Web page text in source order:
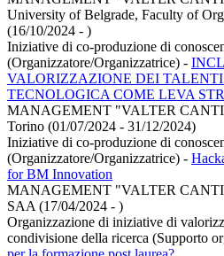
University of Belgrade, Faculty of
(16/10/2024 - )
Iniziative di co-produzione di
(Organizzatore/Organizzatrice) -
VALORIZZAZIONE DEI
TECNOLOGICA COME LEVA
MANAGEMENT "VALTER
Torino (01/07/2024 - 31/12/2024)
Iniziative di co-produzione di
(Organizzatore/Organizzatrice) -
for BM Innovation
MANAGEMENT "VALTER
SAA (17/04/2024 - )
Organizzazione di iniziative di
condivisione della ricerca (Supporto